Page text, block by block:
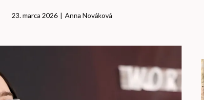
23. marca 2026 | Anna Nováková